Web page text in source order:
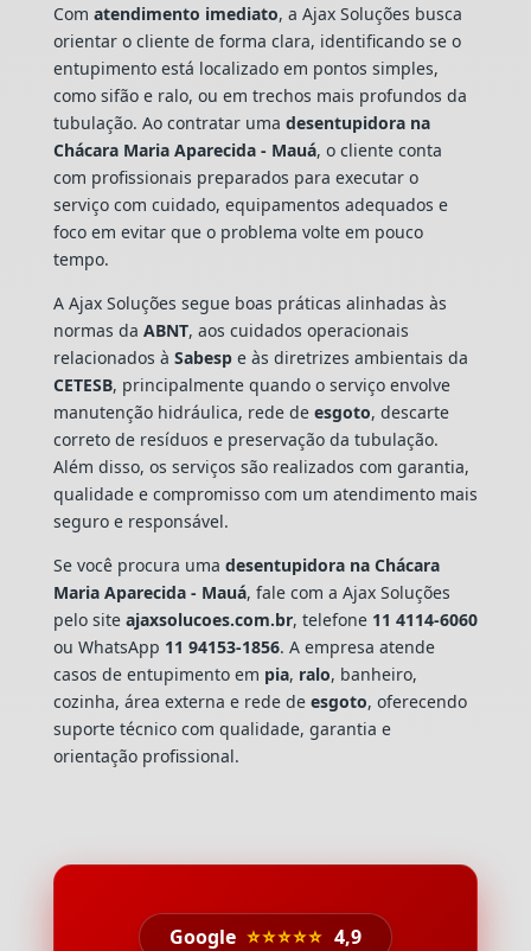
Com atendimento imediato, a Ajax Soluções busca
orientar o cliente de forma clara, identificando se o
entupimento está localizado em pontos simples,
como sifão e ralo, ou em trechos mais profundos da
tubulação. Ao contratar uma desentupidora na
Chácara Maria Aparecida - Mauá, o cliente conta
com profissionais preparados para executar o
serviço com cuidado, equipamentos adequados e
foco em evitar que o problema volte em pouco
tempo.
A Ajax Soluções segue boas práticas alinhadas às
normas da ABNT, aos cuidados operacionais
relacionados à Sabespe às diretrizes ambientais da
CETESB, principalmente quando o serviço envolve
manutenção hidráulica, rede de esgoto, descarte
correto de resíduos e preservação da tubulação.
Além disso, os serviços são realizados com garantia,
qualidade e compromisso com um atendimento mais
seguro e responsável.
Se você procura uma desentupidora na Chácara
Maria Aparecida - Mauá, fale com a Ajax Soluções
pelo site ajaxsolucoes.com.br, telefone 11 4114-6060
ou WhatsApp 11 94153-1856. A empresa atende
casos de entupimento em pia, ralo, banheiro,
cozinha, área externa e rede de esgoto, oferecendo
suporte técnico com qualidade, garantia e
orientação profissional.
Google ⭐⭐⭐⭐⭐ 4,9